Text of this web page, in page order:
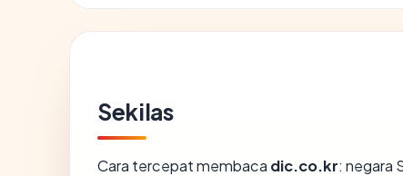
Sekilas
Cara tercepat membaca dic.co.kr: negara